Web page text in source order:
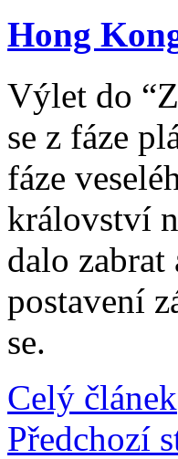
Hong
Výlet do
se z fáze
fáze
království
dalo
postavení
se.
Celý článek
Předchozí